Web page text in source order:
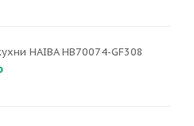
HAIBA HB70074-GF308